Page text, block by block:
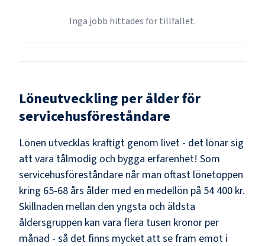
Inga jobb hittades för tillfället.
Löneutveckling per ålder för
servicehusföreståndare
Lönen utvecklas kraftigt genom livet - det lönar sig
att vara tålmodig och bygga erfarenhet! Som
servicehusföreståndare når man oftast lönetoppen
kring 65-68 års ålder med en medellön på 54 400 kr.
Skillnaden mellan den yngsta och äldsta
åldersgruppen kan vara flera tusen kronor per
månad - så det finns mycket att se fram emot i